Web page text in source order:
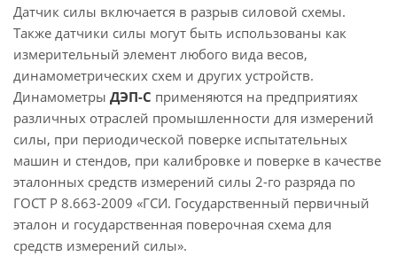
Датчик силы включается в разрыв силовой схемы.
Также датчики силы могут быть использованы как
измерительный элемент любого вида весов,
динамометрических схем и других устройств.
Динамометры ДЭП-С применяются на предприятиях
различных отраслей промышленности для измерений
силы, при периодической поверке испытательных
машин и стендов, при калибровке и поверке в качестве
эталонных средств измерений силы 2-го разряда по
ГОСТ Р 8.663-2009 «ГСИ. Государственный первичный
эталон и государственная поверочная схема для
средств измерений силы».